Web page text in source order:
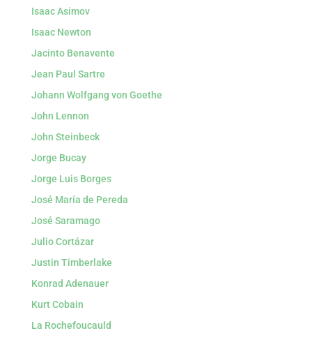
Isaac Asimov
Isaac Newton
Jacinto Benavente
Jean Paul Sartre
Johann Wolfgang von Goethe
John Lennon
John Steinbeck
Jorge Bucay
Jorge Luis Borges
José María de Pereda
José Saramago
Julio Cortázar
Justin Timberlake
Konrad Adenauer
Kurt Cobain
La Rochefoucauld